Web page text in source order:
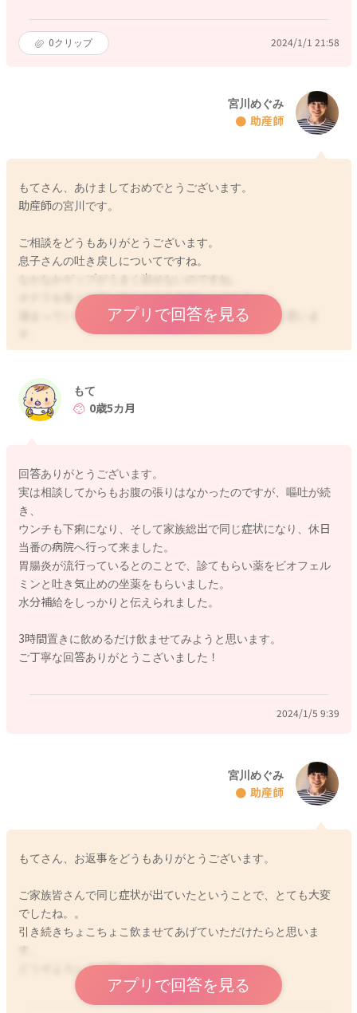
0クリップ 2024/1/1 21:58
宮川めぐみ
助産師
もてさん、あけましておめでとうございます。
助産師の宮川です。
ご相談をどうもありがとうございます。
息子さんの吐き戻しについてですね。
なかなかゲップがうまく出せないのですね。
オナラを良くしていることもあるでしょうか？
溜まっていると、その苦しさで飲めないこともあると思いま
お腹の張りの様子や吐き戻しを繰り返すような時には、綿棒浣
そうしてお腹が少しでも苦しくなく、楽になるようにされてみ
ると、変わることもあるように思いました。
あります。
お互いに授乳に集中できるように、環境を整えるようにされて
みるのもいいともいますよ。
また吐いた後ですが、飲みたそうにお子さんがしているようで
したら、飲ませてあげるのもいいと思いますよ。
いかがでしょうか？
よかったら参考になさってみてください。
アプリで回答を見る
2024/1/2 13:48
もて
0歳5カ月
回答ありがとうございます。
実は相談してからもお腹の張りはなかったのですが、嘔吐が続
き、
ウンチも下痢になり、そして家族総出で同じ症状になり、休日
当番の病院へ行って来ました。
胃腸炎が流行っているとのことで、診てもらい薬をビオフェル
ミンと吐き気止めの坐薬をもらいました。
水分補給をしっかりと伝えられました。
3時間置きに飲めるだけ飲ませてみようと思います。
ご丁寧な回答ありがとうこざいました！
2024/1/5 9:39
宮川めぐみ
助産師
もてさん、お返事をどうもありがとうございます。
ご家族皆さんで同じ症状が出ていたということで、とても大変
でしたね。。
引き続きちょこちょこ飲ませてあげていただけたらと思いま
どうぞよろしくお願いします。
アプリで回答を見る